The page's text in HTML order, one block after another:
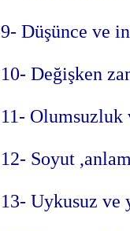
9- Düşünce ve
10- Değişken
11-
12- Soyut
13- Uykusuz ve